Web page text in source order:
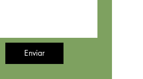
Enviar